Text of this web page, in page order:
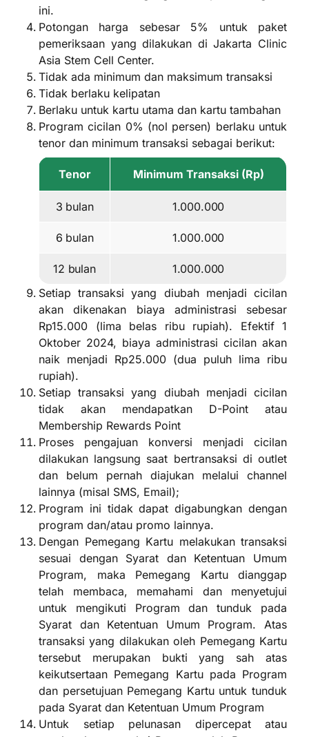
ini.
Potongan harga sebesar 5% untuk paket
pemeriksaan yang dilakukan di Jakarta Clinic
Asia Stem Cell Center.
Tidak ada minimum dan maksimum transaksi
Tidak berlaku kelipatan
Berlaku untuk kartu utama dan kartu tambahan
Program cicilan 0% (nol persen) berlaku untuk
tenor dan minimum transaksi sebagai berikut:
Tenor Minimum Transaksi (Rp)
3 bulan 1.000.000
6 bulan 1.000.000
12 bulan
1.000.000
Setiap transaksi yang diubah menjadi cicilan
akan dikenakan biaya administrasi sebesar
Rp15.000 (lima belas ribu rupiah). Efektif 1
Oktober 2024, biaya administrasi cicilan akan
naik menjadi Rp25.000 (dua puluh lima ribu
rupiah).
Setiap transaksi yang diubah menjadi cicilan
tidak akan mendapatkan D-Point atau
Membership Rewards Point
Proses pengajuan konversi menjadi cicilan
dilakukan langsung saat bertransaksi di outlet
dan belum pernah diajukan melalui channel
lainnya (misal SMS, Email);
Program ini tidak dapat digabungkan dengan
program dan/atau promo lainnya.
Dengan Pemegang Kartu melakukan transaksi
sesuai dengan Syarat dan Ketentuan Umum
Program, maka Pemegang Kartu dianggap
telah membaca, memahami dan menyetujui
untuk mengikuti Program dan tunduk pada
Syarat dan Ketentuan Umum Program. Atas
transaksi yang dilakukan oleh Pemegang Kartu
tersebut merupakan bukti yang sah atas
keikutsertaan Pemegang Kartu pada Program
dan persetujuan Pemegang Kartu untuk tunduk
pada Syarat dan Ketentuan Umum Program
Untuk setiap pelunasan dipercepat atau